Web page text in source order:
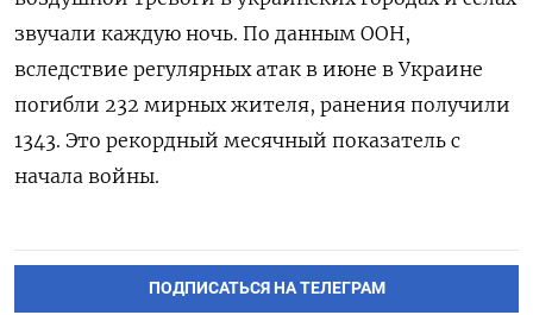
звучали каждую ночь. По данным ООН,
вследствие регулярных атак в июне в Украине
погибли 232 мирных жителя, ранения получили
1343. Это рекордный месячный показатель с
начала войны.
ПОДПИСАТЬСЯ НА ТЕЛЕГРАМ